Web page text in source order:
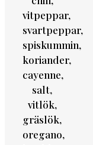
vitpeppar,
svartpeppar,
spiskummin,
koriander,
cayenne,
salt,
vitlök,
gräslök,
oregano,